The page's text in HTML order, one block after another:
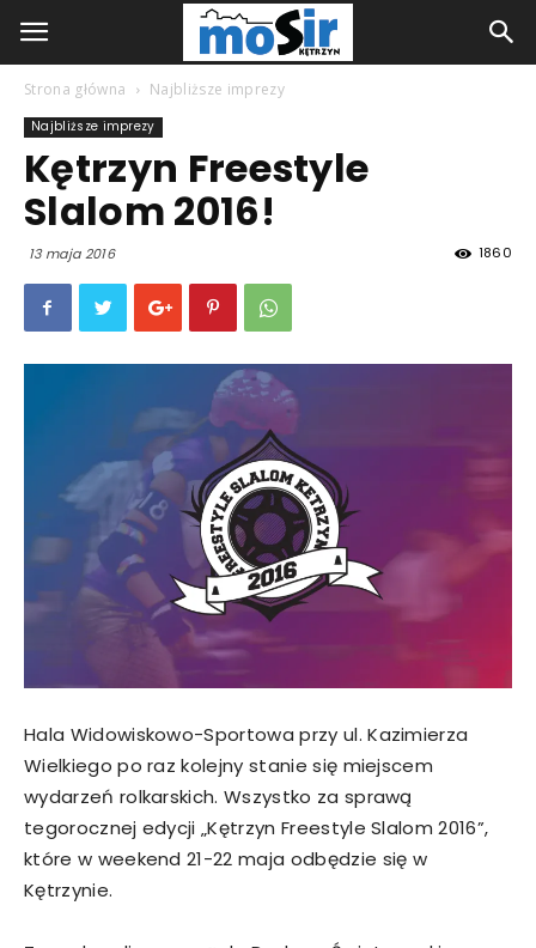
Strona główna Najbliższe imprezy
Najbliższe imprezy
Kętrzyn Freestyle
Slalom 2016!
13 maja 2016 1860
Hala Widowiskowo-Sportowa przy ul. Kazimierza
Wielkiego po raz kolejny stanie się miejscem
wydarzeń rolkarskich. Wszystko za sprawą
tegorocznej edycji „Kętrzyn Freestyle Slalom 2016”,
które w weekend 21-22 maja odbędzie się w
Kętrzynie.